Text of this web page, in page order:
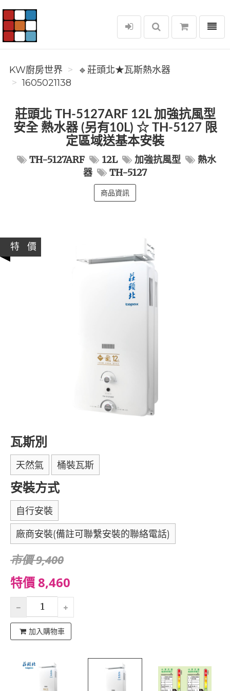
KW廚房世界
選單
KW廚房世界
🔹莊頭北★瓦斯熱水器
1605021138
莊頭北 TH-5127ARF 12L 加強抗風型
安全 熱水器 (另有10L) ☆ TH-5127 限
定區域送基本安裝
TH-5127ARF 12L 加強抗風型
熱水
器
TH-5127
商品資訊
特 價
瓦斯別
天然氣 桶裝瓦斯
安裝方式
自行安裝
廠商安裝(備註可聯繫安裝的聯絡電話)
市價 9,400
特價 8,460
加入購物車